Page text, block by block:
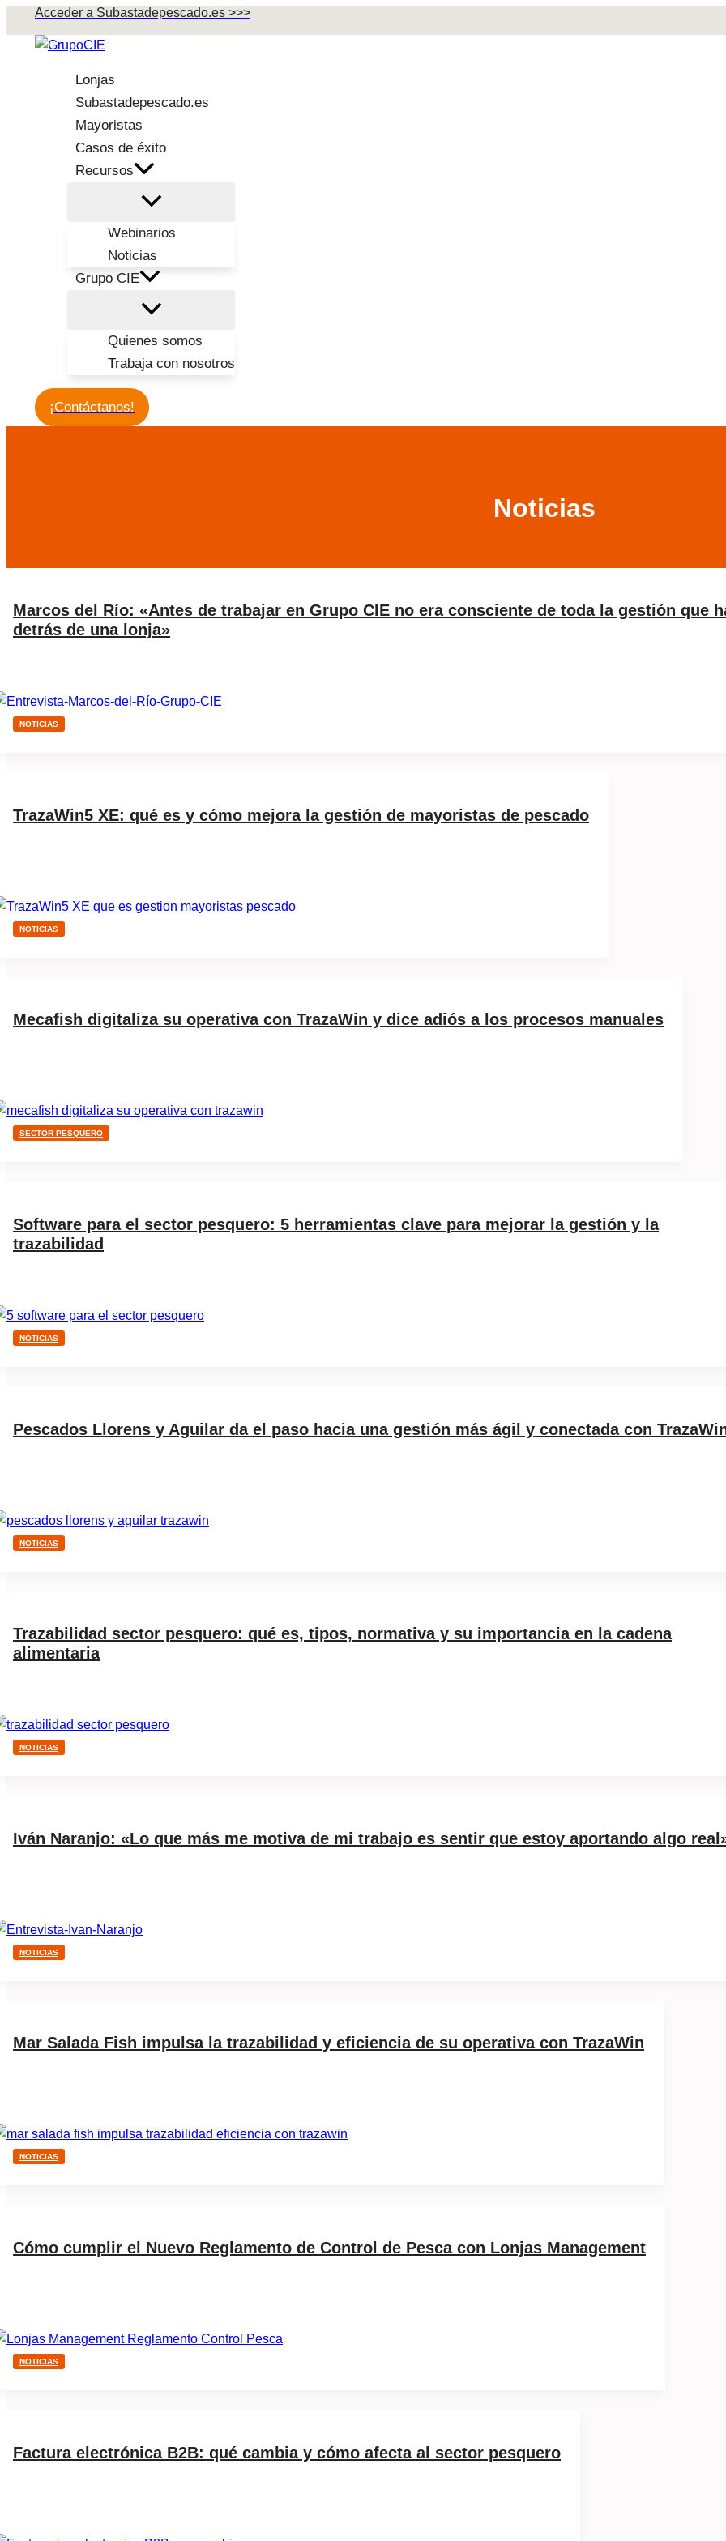
al
Acceder a Subastadepescado.es >>>
Lonjas
Subastadepescado.es
Mayoristas
Casos de éxito
Recursos
Webinarios
Noticias
Grupo CIE
Quienes somos
Trabaja con nosotros
¡Contáctanos!
Noticias
Marcos del Río: «Antes de trabajar en Grupo CIE no era consciente de toda la gestión que
detrás de una lonja»
NOTICIAS
TrazaWin5 XE: qué es y cómo mejora la gestión de mayoristas de pescado
NOTICIAS
Mecafish digitaliza su operativa con TrazaWin y dice adiós a los procesos manuales
SECTOR PESQUERO
Software para el sector pesquero: 5 herramientas clave para mejorar la gestión y la
trazabilidad
NOTICIAS
Pescados Llorens y Aguilar da el paso hacia una gestión más ágil y conectada con
NOTICIAS
Trazabilidad sector pesquero: qué es, tipos, normativa y su importancia en la cadena
alimentaria
NOTICIAS
Iván Naranjo: «Lo que más me motiva de mi trabajo es sentir que estoy aportando algo
NOTICIAS
Mar Salada Fish impulsa la trazabilidad y eficiencia de su operativa con TrazaWin
NOTICIAS
Cómo cumplir el Nuevo Reglamento de Control de Pesca con Lonjas Management
NOTICIAS
Factura electrónica B2B: qué cambia y cómo afecta al sector pesquero